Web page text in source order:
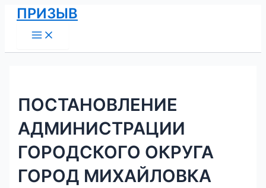
Перейти
содержимому
ПРИЗЫВ
Menu
ПОСТАНОВЛЕНИЕ
АДМИНИСТРАЦИИ
ГОРОДСКОГО ОКРУГА
ГОРОД МИХАЙЛОВКА
Навигация
по
записям